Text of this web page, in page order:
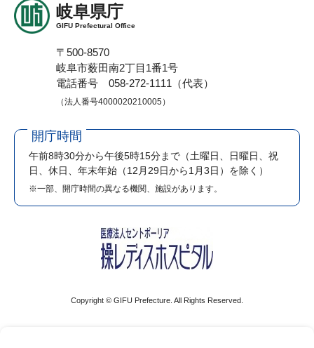
岐阜県庁
GIFU Prefectural Office
〒500-8570
岐阜市薮田南2丁目1番1号
電話番号 058-272-1111（代表）
（法人番号4000020210005）
開庁時間
午前8時30分から午後5時15分まで （土曜日、日曜日、祝
日、休日、年末年始（12月29日から1月3日）を除く）
※一部、開庁時間の異なる機関、施設があります。
Copyright © GIFU Prefecture. All Rights Reserved.